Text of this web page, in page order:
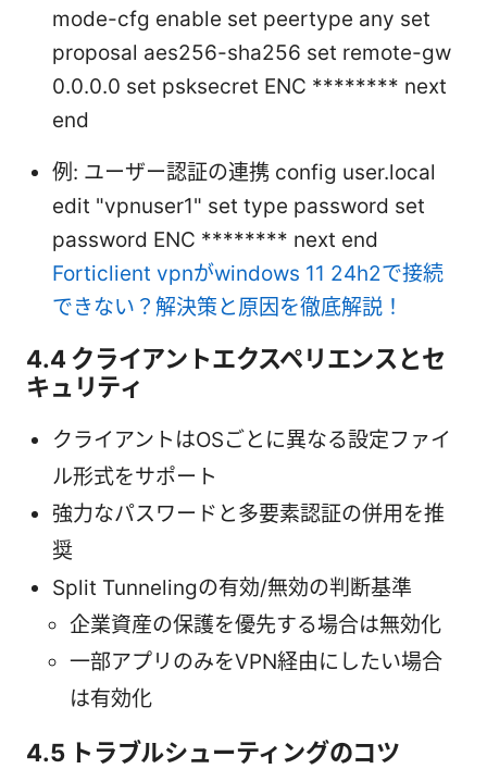
mode-cfg enable set peertype any set
proposal aes256-sha256 set remote-gw
0.0.0.0 set psksecret ENC ******** next
end
例: ユーザー認証の連携 config user.local
edit "vpnuser1" set type password set
password ENC ******** next end
Forticlient vpnがwindows 11 24h2で接続
できない？解決策と原因を徹底解説！
4.4 クライアントエクスペリエンスとセ
キュリティ
クライアントはOSごとに異なる設定ファイ
ル形式をサポート
強力なパスワードと多要素認証の併用を推
奨
Split Tunnelingの有効/無効の判断基準
企業資産の保護を優先する場合は無効化
一部アプリのみをVPN経由にしたい場合
は有効化
4.5 トラブルシューティングのコツ